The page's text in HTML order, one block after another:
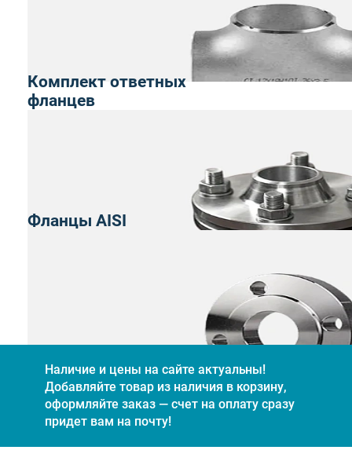
Комплект ответных
фланцев
Фланцы AISI
Наличие и цены на сайте актуальны!
Добавляйте товар из наличия в корзину,
оформляйте заказ — счет на оплату сразу
придет вам на почту!